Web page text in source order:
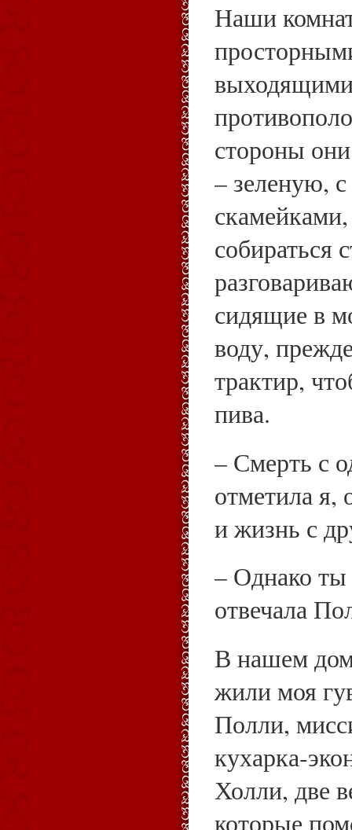
Наши
стороны
– зеленую,
собираться
сидящие в
воду,
трактир,
пива.
– Смерть с
отметила я,
и жизнь с
– Однако ты
отвечала
В нашем
жили моя
Полли,
Холли, две
которые